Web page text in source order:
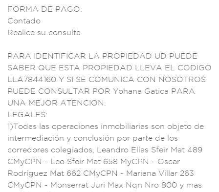
FORMA DE PAGO:
Contado
Realice su consul ta
PARA IDENTIFICAR LA PROPIEDAD UD PUEDE
SABER QUE ESTA PROPIEDAD LLEVA EL CODIGO
LLA7844160 Y SI SE COMUNICA CON NOSOTROS
PUEDE CONSULTAR POR Yohana Gatica PARA
UNA MEJOR ATENCION.
LEGALES:
1)Todas las operaciones inmobiliarias son objeto de
intermediación y conc lusión por parte de los
corredores colegiados, Leandro Elías Sfeir Mat 489
CMyCPN - Leo Sfeir Mat 658 MyCPN - Oscar
Rodríguez Mat 662 CMyCPN - Mariana Villar 263
CMyCPN - Monserrat Juri Max Nqn Nro 800 y mas